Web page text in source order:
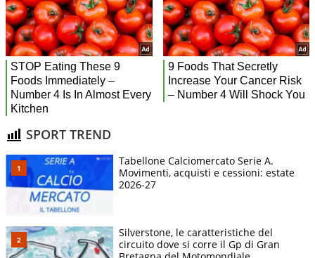
SPORT TREND
Tabellone Calciomercato Serie A.
Movimenti, acquisti e cessioni: estate
2026-27
Silverstone, le caratteristiche del
circuito dove si corre il Gp di Gran